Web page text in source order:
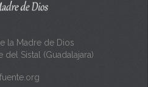
la Madre de Dios
del Sistal (Guadalajara)